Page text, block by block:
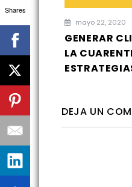
mayo 22, 2020
GENERAR
LA
DEJA UN
Shares